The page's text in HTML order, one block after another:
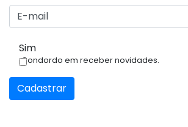
Sim
Condordo em receber novidades.
Cadastrar